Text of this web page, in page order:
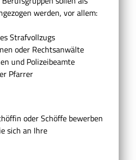
werden, vor allem:
Strafvollzugs
oder Rechtsanwälte
und Polizeibeamte
Pfarrer
oder Schöffe bewerben
sich an Ihre